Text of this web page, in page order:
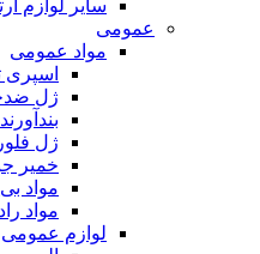
سایر لوازم
عمومی
مواد عمومی
اسپری
ژل
ژل
خمیر
مواد
مواد
لوازم عمومی